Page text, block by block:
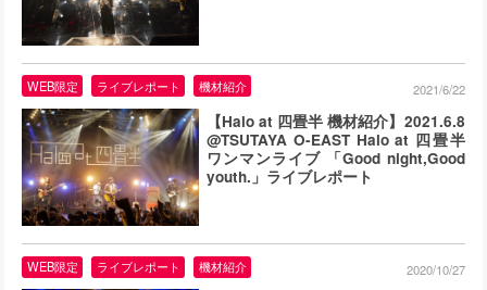
【Halo at 四畳半 機材紹介】2021.6.8
@TSUTAYA O-EAST Halo at 四畳半
ワンマンライブ 「Good night,Good
youth.」ライブレポート
WEB限定 ライブレポート 機材紹介 2021/6/22
WEB限定 ライブレポート 機材紹介 2020/10/27